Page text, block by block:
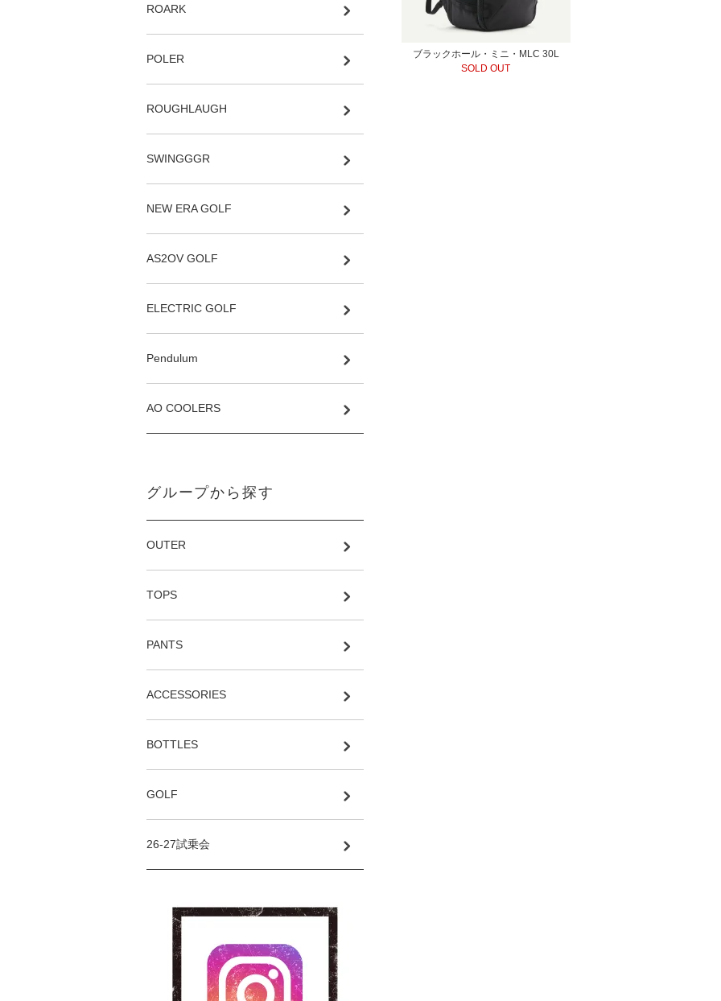
ブラックホール・ミニ・MLC 30L
SOLD OUT
ROARK
POLER
ROUGHLAUGH
SWINGGGR
NEW ERA GOLF
AS2OV GOLF
ELECTRIC GOLF
Pendulum
AO COOLERS
グループから探す
OUTER
TOPS
PANTS
ACCESSORIES
BOTTLES
GOLF
26-27試乗会